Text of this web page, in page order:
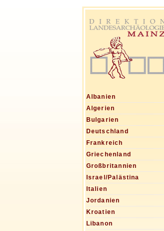
Albanien
Algerien
Bulgarien
Deutschland
Frankreich
Griechenland
Großbritannien
Israel/Palästina
Italien
Jordanien
Kroatien
Libanon